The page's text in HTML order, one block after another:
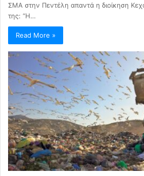
ΣΜΑ στην Πεντέλη απαντά η διοίκηση
της: “Η…
Read More »